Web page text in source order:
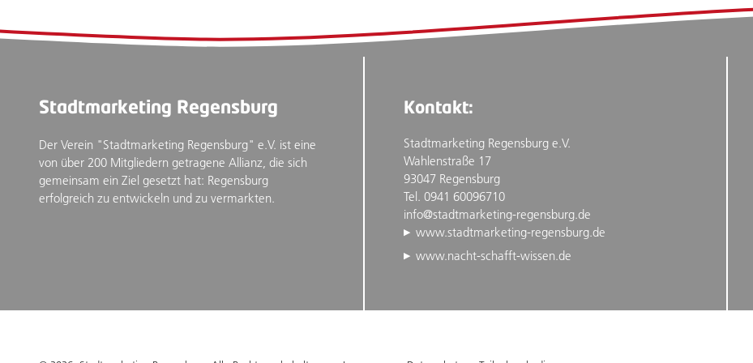
Stadtmarketing Regensburg
Der Verein "Stadtmarketing Regensburg" e.V. ist eine
von über 200 Mitgliedern getragene Allianz, die sich
gemeinsam ein Ziel gesetzt hat: Regensburg
erfolgreich zu entwickeln und zu vermarkten.
Kontakt:
Stadtmarketing Regensburg e.V.
Wahlenstraße 17
93047 Regensburg
Tel. 0941 60096710
info@stadtmarketing-regensburg.de
www.stadtmarketing-regensburg.de
www.nacht-schafft-wissen.de